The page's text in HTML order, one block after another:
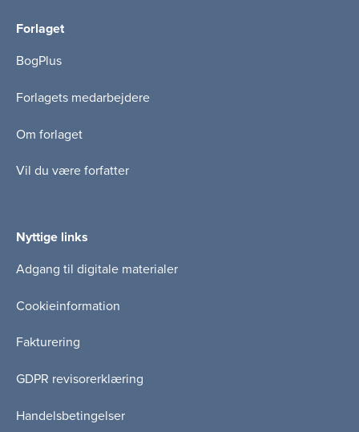
Forlaget
BogPlus
Forlagets medarbejdere
Om forlaget
Vil du være forfatter
Nyttige links
Adgang til digitale materialer
Cookieinformation
Fakturering
GDPR revisorerklæring
Handelsbetingelser